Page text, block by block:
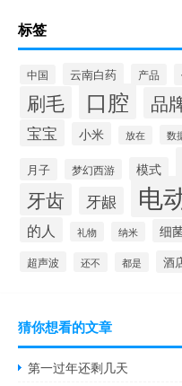
标签
中国 云南白药 产品
刷毛 口腔 品
宝宝 小米 放在 数
月子 梦幻西游 模式
牙齿 牙龈 电
的人 礼物 纳米 细
超声波 还不 都是 酒
猜你想看的文章
第一过年还剩几天